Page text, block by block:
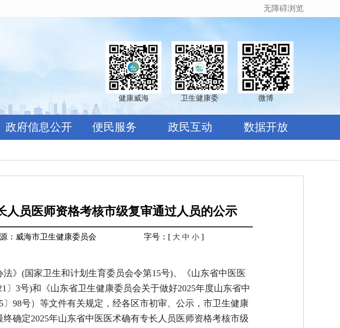
无障碍浏览
微博
卫生健康委
健康威海
政府信息公开 便民服务 政民互动 数据开放
人员医师资格考核市级复审通过人员的公示
： 威海市卫生健康委员会 字号：[ 大 中 小 ]
》(国家卫生和计划生育委员会令第15号)、《山东省中医医
3号)和《山东省卫生健康委员会关于做好2025年度山东省中
98号）等文件有关规定，经各区市初审、公示，市卫生健康
确定2025年山东省中医医术确有专长人员医师资格考核市级